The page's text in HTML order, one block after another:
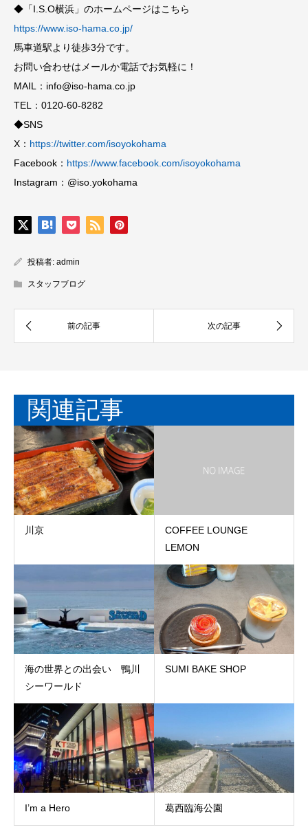
◆「I.S.O横浜」のホームページはこちら
https://www.iso-hama.co.jp/
馬車道駅より徒歩3分です。
お問い合わせはメールか電話でお気軽に！
MAIL：info@iso-hama.co.jp
TEL：0120-60-8282
◆SNS
X： https://twitter.com/isoyokohama
Facebook： https://www.facebook.com/isoyokohama
Instagram：@iso.yokohama
投稿者: admin
スタッフブログ
関連記事
川京
COFFEE LOUNGE
LEMON
海の世界との出会い 鴨川
シーワールド
SUMI BAKE SHOP
I’m a Hero 葛西臨海公園